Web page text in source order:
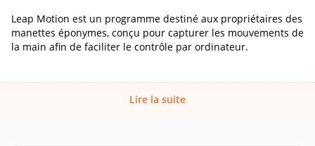
Leap Motion est un programme destiné aux propriétaires des
manettes éponymes, conçu pour capturer les mouvements de
la main afin de faciliter le contrôle par ordinateur.
Lire la suite